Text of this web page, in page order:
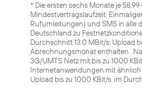
* Die ersten sechs Monate je
Mindestvertragslaufzeit.
Rufumleitungen) und SMS in alle
Deutschland zu
Durchschnitt 13,0 MBit/s; Upload
Abrechnungsmonat enthalten .
3G/UMTS Netz mit bis zu 1000
Internetanwendungen mit
Upload bis zu 1000 KBit/s, im